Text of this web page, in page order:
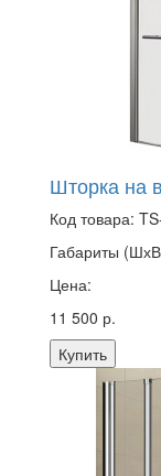
Шторка на
Код товара:
Габариты
Цена:
11 500 р.
Купить